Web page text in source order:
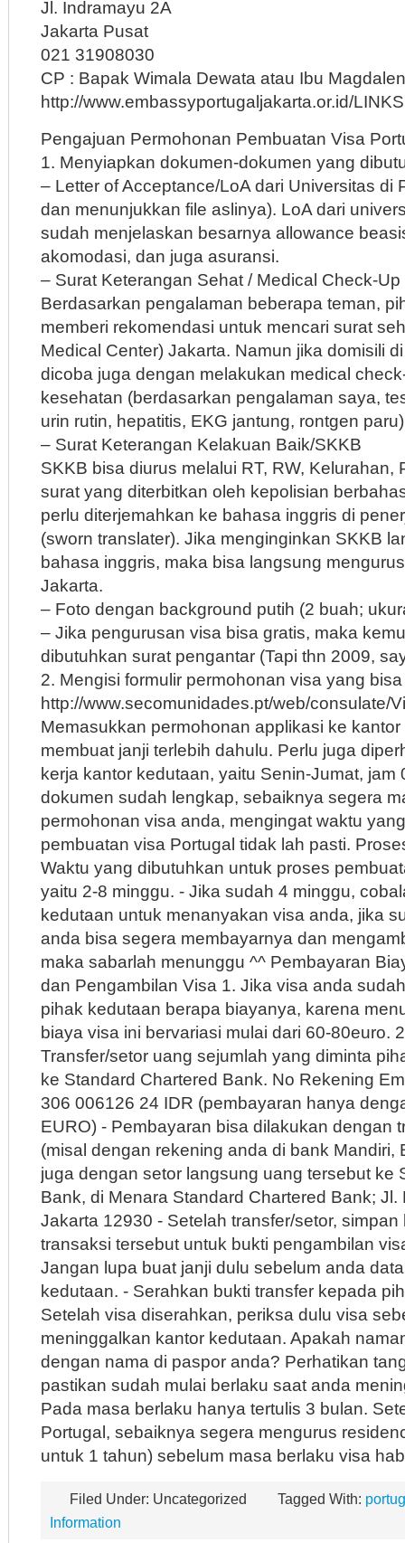
Jl. Indramayu 2A
Jakarta Pusat
021 31908030
CP : Bapak Wimala Dewata atau Ibu
http://www.embassyportugaljakarta.or.id/
Pengajuan Permohonan Pembuatan Visa
1. Menyiapkan dokumen-dokumen yang
– Letter of Acceptance/LoA dari Universitas di
dan menunjukkan file aslinya). LoA dari
sudah menjelaskan besarnya allowance
akomodasi, dan juga asuransi.
– Surat Keterangan Sehat / Medical Check-Up
Berdasarkan pengalaman beberapa teman,
memberi rekomendasi untuk mencari surat
Medical Center) Jakarta. Namun jika domisili
dicoba juga dengan melakukan medical
kesehatan (berdasarkan pengalaman saya,
urin rutin, hepatitis, EKG jantung, rontgen
– Surat Keterangan Kelakuan Baik/SKKB
SKKB bisa diurus melalui RT, RW, Kelurahan,
surat yang diterbitkan oleh kepolisian
perlu diterjemahkan ke bahasa inggris di
(sworn translater). Jika menginginkan SKKB
bahasa inggris, maka bisa langsung
Jakarta.
– Foto dengan background putih (2 buah;
– Jika pengurusan visa bisa gratis, maka
dibutuhkan surat pengantar (Tapi thn 2009,
2. Mengisi formulir permohonan visa yang
http://www.secomunidades.pt/web/consulate/
Memasukkan permohonan applikasi ke
membuat janji terlebih dahulu. Perlu juga
kerja kantor kedutaan, yaitu Senin-Jumat, jam
dokumen sudah lengkap, sebaiknya segera
permohonan visa anda, mengingat waktu
pembuatan visa Portugal tidak lah pasti.
Waktu yang dibutuhkan untuk proses
yaitu 2-8 minggu. - Jika sudah 4 minggu,
kedutaan untuk menanyakan visa anda, jika
anda bisa segera membayarnya dan
maka sabarlah menunggu ^^ Pembayaran
dan Pengambilan Visa 1. Jika visa anda
pihak kedutaan berapa biayanya, karena
biaya visa ini bervariasi mulai dari 60-80euro.
Transfer/setor uang sejumlah yang diminta
ke Standard Chartered Bank. No Rekening
306 006126 24 IDR (pembayaran hanya
EURO) - Pembayaran bisa dilakukan dengan
(misal dengan rekening anda di bank Mandiri,
juga dengan setor langsung uang tersebut ke
Bank, di Menara Standard Chartered Bank; Jl.
Jakarta 12930 - Setelah transfer/setor, simpan
transaksi tersebut untuk bukti pengambilan
Jangan lupa buat janji dulu sebelum anda
kedutaan. - Serahkan bukti transfer kepada
Setelah visa diserahkan, periksa dulu visa
meninggalkan kantor kedutaan. Apakah
dengan nama di paspor anda? Perhatikan
pastikan sudah mulai berlaku saat anda
Pada masa berlaku hanya tertulis 3 bulan.
Portugal, sebaiknya segera mengurus
untuk 1 tahun) sebelum masa berlaku visa
Filed Under: Uncategorized Tagged With:
Information